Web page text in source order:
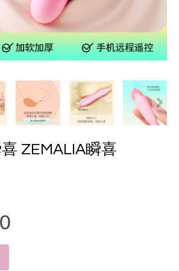
ZEMALIA瞬喜